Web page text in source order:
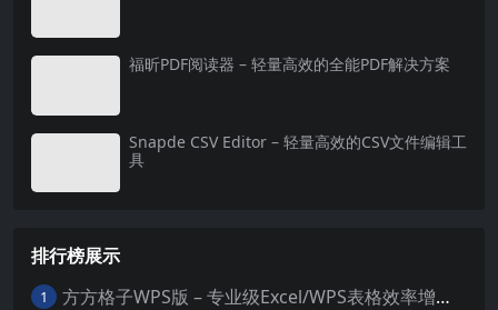
福昕PDF阅读器 – 轻量高效的全能PDF解决方案
Snapde CSV Editor – 轻量高效的CSV文件编辑工
具
排行榜展示
1 方方格子WPS版 – 专业级Excel/WPS表格效率增强插件